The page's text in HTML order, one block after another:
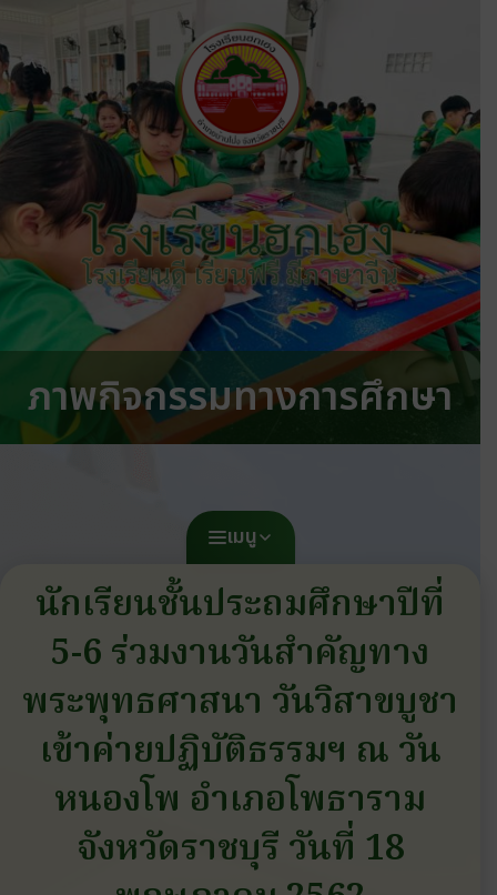
โรงเรียนฮกเฮง
โรงเรียนดี เรียนฟรี มีภาษาจีน
ภาพกิจกรรมทางการศึกษา
เมนู
นักเรียนชั้นประถมศึกษาปีที่
5-6 ร่วมงานวันสำคัญทาง
พระพุทธศาสนา วันวิสาขบูชา
เข้าค่ายปฏิบัติธรรมฯ ณ วัน
หนองโพ อำเภอโพธาราม
จังหวัดราชบุรี วันที่ 18